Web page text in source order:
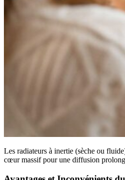
Les radiateurs à inertie (sèche ou
cœur massif pour une diffusion